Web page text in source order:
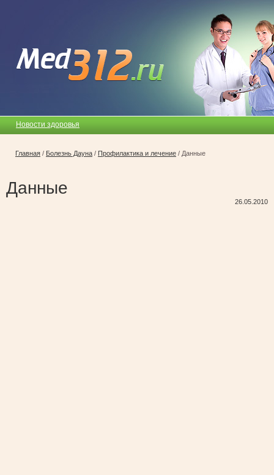
Новости здоровья
Главная / Болезнь Дауна / Профилактика и лечение / Данные
Данные
26.05.2010